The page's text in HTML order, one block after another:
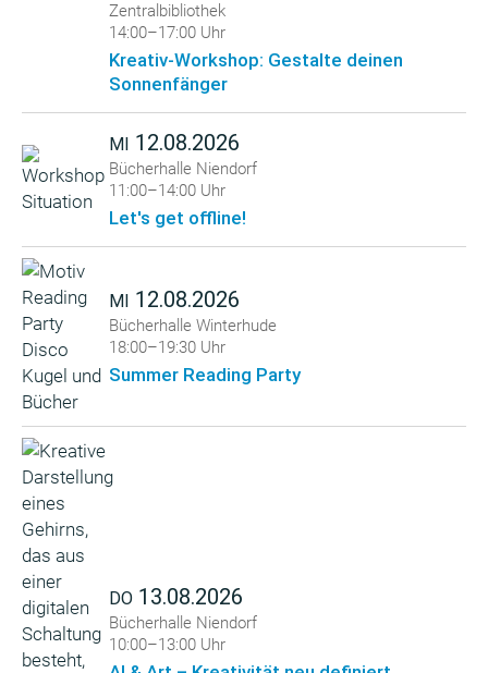
Zentralbibliothek
14:00–17:00 Uhr
Kreativ-Workshop: Gestalte deinen
Sonnenfänger
MI 12.08.2026
Bücherhalle Niendorf
11:00–14:00 Uhr
Let's get offline!
MI 12.08.2026
Bücherhalle Winterhude
18:00–19:30 Uhr
Summer Reading Party
DO 13.08.2026
Bücherhalle Niendorf
10:00–13:00 Uhr